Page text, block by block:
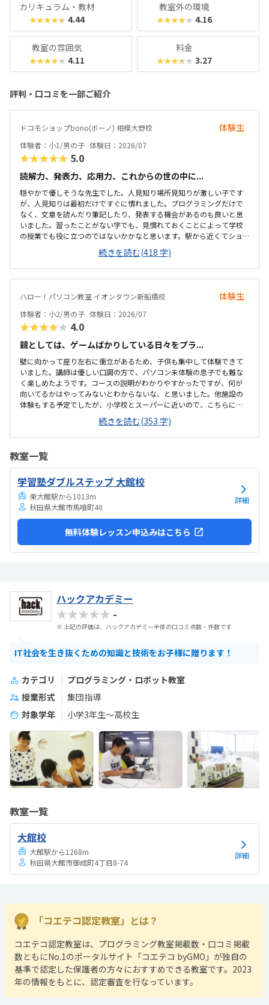
カリキュラム・教材
★★★★★ 4.44
教室外の環境
★★★★★ 4.16
教室の雰囲気
★★★★★ 4.11
料金
★★★★★ 3.27
評判・口コミを一部ご紹介
ドコモショップbono(ボーノ) 相模大野校 体験生
体験者：小1/男の子 体験日：2026/07
★★★★★ 5.0
読解力、発表力、応用力、これからの世の中に...
穏やかで優しそうな先生でした。人見知り場所見知りが激しい子です
が、人見知りは最初だけですぐに慣れました。プログラミングだけで
なく、文章を読んだり筆記したり、発表する機会があるのも良いと思
いました。習ったことがない字でも、見慣れておくことによって学校
の授業でも役に立つのではないかかなと思います。駅から近くてショ
ッピングモールの中にあるので便利です。車で来ても授業分の駐車券
は付けてくれるそうです。ドコモショップ内なので音が気になるかと
思いましたが、扉を閉めればそんなに気になりませんでした。一面ガ
ラスなので程よい解放感で授業の様子が見れます。プログラミング教
プライベートでも使えるからいいかな、と思ってます。学校で使って
いるパソコンはタッチパネルタイプなので、キーボードは打てるかな
と心配でしたが、すぐに慣れました。コマンド１つでた...
続きを読む(418 字)
ハロー！パソコン教室 イオンタウン新船橋校 体験生
体験者：小2/男の子 体験日：2026/07
★★★★★ 4.0
親としては、ゲームばかりしている日々をプラ...
壁に向かって座り左右に衝立があるため、子供も集中して体験できて
いました。講師は優しい口調の方で、パソコン未体験の息子でも難な
く楽しめたようです。コースの説明がわかりやすかったですが、何が
向いてるかはやってみないとわからないな、と思いました。他施設の
体験もする予定でしたが、小学校とスーパーに近いので、こちらに決
めました。息子はゲーミングチェアに初めて座れて嬉しかったようで
す。開放的というよりは、落ち着いて楽しめるところが、息子には合
っていそうです。少し高いなという印象ですが、自宅のパソコンから
ました。日頃はSwitchで、マイクラやぽこあポケモンで建築を楽しん
でいます。担当の方と相談して今回のコースが向いてるんじゃないか
と勧められました。
続きを読む(353 字)
教室一覧
学習塾ダブルステップ 大館校
東大館駅から1013m
秋田県大館市馬喰町40
詳細
無料体験レッスン申込みはこちら
ハックアカデミー
★★★★★ -
※ 上記の評価は、ハックアカデミー全体の口コミ点数・件数です
IT社会を生き抜くための知識と技術をお子様に贈ります！
カテゴリ
プログラミング・ロボット教室
授業形式
集団指導
対象学年
小学3年生～高校生
教室一覧
大館校
大館駅から1268m
秋田県大館市御成町4丁目8-74
詳細
「コエテコ認定教室」とは？
コエテコ認定教室は、プログラミング教室掲載数・口コミ掲載
数ともにNo.1のポータルサイト「コエテコ byGMO」が独自の
基準で認定した保護者の方々におすすめできる教室です。2023
年の情報をもとに、認定審査を行なっています。